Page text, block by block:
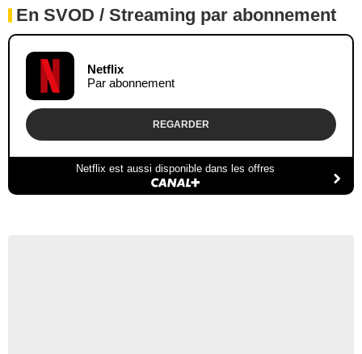
En SVOD / Streaming par abonnement
Netflix
Par abonnement
REGARDER
Netflix est aussi disponible dans les offres